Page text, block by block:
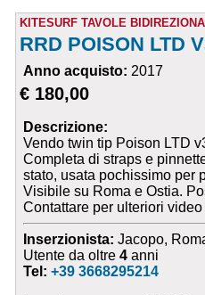
KITESURF TAVOLE
RRD POISON LTD
Anno acquisto: 2017
€ 180,00
Descrizione:
Vendo twin tip Poison LTD
Completa di straps e
stato, usata pochissimo per
Visibile su Roma e Ostia.
Contattare per ulteriori video
Inserzionista: Jacopo,
Utente da oltre4 anni
Tel:+39 3668295214